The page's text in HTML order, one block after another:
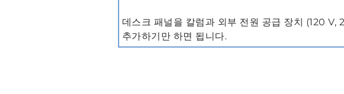
데스크 패널을 칼럼과 외부 전원 공급 장치 (120 V,
추가하기만 하면 됩니다.